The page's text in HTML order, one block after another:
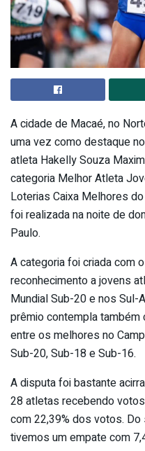
A cidade de Macaé, no
uma vez como destaque
atleta Hakelly Souza
categoria Melhor Atleta
Loterias Caixa Melhores
foi realizada na noite de
Paulo.
A categoria foi criada com
reconhecimento a jovens
Mundial Sub-20 e nos Sul-
prêmio contempla
entre os melhores no
Sub-20, Sub-18 e Sub-16.
A disputa foi bastante
28 atletas recebendo
com 22,39% dos votos.
tivemos um empate com